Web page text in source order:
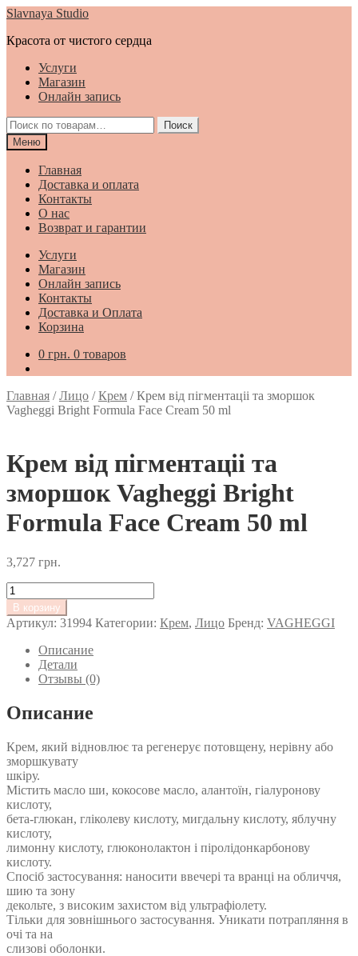
Перейти
навигации
Перейти
содержимому
Slavnaya Studio
Красота от чистого сердца
Услуги
Магазин
Онлайн запись
Искать:
Поиск
Меню
Главная
Доставка и оплата
Контакты
О нас
Возврат и гарантии
Услуги
Магазин
Онлайн запись
Контакты
Доставка и Оплата
Корзина
0 грн. 0 товаров
Главная /Лицо /Крем /Крем від пігментаціі та зморшок
Vagheggi Bright Formula Face Cream 50 ml
Крем від пігментаціі та
зморшок Vagheggi Bright
Formula Face Cream 50 ml
3,727 грн.
Количество
товара
Крем
від
пігментаціі
зморшок
Vagheggi
Bright
Formula
Cream
50
ml
В корзину
Артикул: 31994 Категории: Крем, Лицо Бренд: VAGHEGGI
Описание
Детали
Отзывы (0)
Описание
Крем, який відновлює та регенерує потовщену, нерівну або
зморшкувату
шкіру.
Містить масло ши, кокосове масло, алантоїн, гіалуронову
кислоту,
бета-глюкан, гліколеву кислоту, мигдальну кислоту, яблучну
кислоту,
лимонну кислоту, глюконолактон і піролідонкарбонову
кислоту.
Спосіб застосування: наносити ввечері та вранці на обличчя,
шию та зону
декольте, з високим захистом від ультрафіолету.
Тільки для зовнішнього застосування. Уникати потрапляння в
очі та на
слизові оболонки.